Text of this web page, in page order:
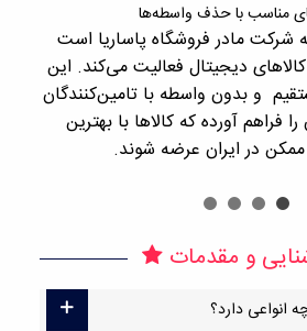
مناسب با حذف واسطه‌ها
که شرکت مادر فروشگاه پاساریا است
کالاهای دیجیتال فعالیت می‌کند. این
و بدون واسطه با تامین‌کنندگان
فراهم آورده که کالاها با بهترین
در ایران عرضه شوند.
و مقدمات
انواعی دارد؟